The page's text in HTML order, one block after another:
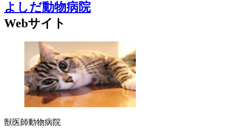
よしだ動物病院
Webサイト
獣医師動物病院